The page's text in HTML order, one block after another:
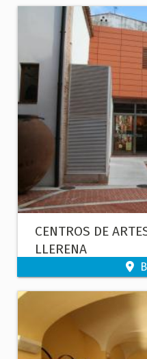
CENTROS DE
LLERENA